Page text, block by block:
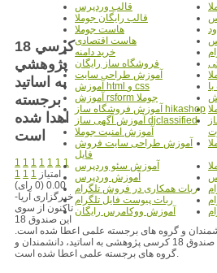
قالب وردپرس
قالب رایگان جوملا
هاست جوملا
هاست اقتصادی
خرید دامنه
فروشگاه ساز رایگان
آموزش طراحی سایت
آموزش html و css
آموزش rsform جوملا
آموزش فروشگاه ساز hikashop
آموزش آگهی ساز djclassified
آموزش امنیت جوملا
آموزش طراحی سایت فروش
فایل
آموزش سئو وردپرس
آموزش وردپرس
ربات همکاری در فروش تلگرام
ربات پیوست فایل تلگرام
آموزش ووکامرس رایگان
18 کرسي
پژوهشي
به اساتيد
برجسته
اهدا شده
است
1 1 1 1 1 1 1
1 1 1 امتیاز
0.00 (0 رای)
خبرگزاری آریا-
تاکنون از سوی
این صندوق 18
و گروه های برجسته علمی اعطا شده است.
خبرگزاری آریا-تاکنون از سوی این صندوق 18 کرسی پژوهشی به اساتید، دانشمندان و
گروه های برجسته علمی اعطا شده است.